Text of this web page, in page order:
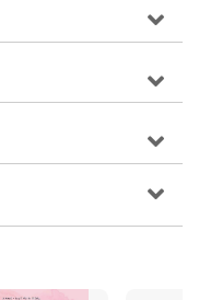
行為。其實，孩子
阿嬤有過一段風光
敬自己的阿公阿
動找一些有趣的事
聽他們以前的故
評介 1.畫風評介：
同動物形形色色的
以細心的構圖吸引